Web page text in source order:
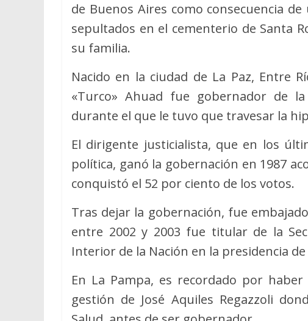
de Buenos Aires como consecuencia
sepultados en el cementerio de Santa
su familia.
Nacido en la ciudad de La Paz, Entre
«Turco» Ahuad fue gobernador de
durante el que le tuvo que travesar la
El dirigente justicialista, que en los
política, ganó la gobernación en 1987
conquistó el 52 por ciento de los votos.
Tras dejar la gobernación, fue
entre 2002 y 2003 fue titular de la
Interior de la Nación en la presidencia
En La Pampa, es recordado por
gestión de José Aquiles Regazzoli